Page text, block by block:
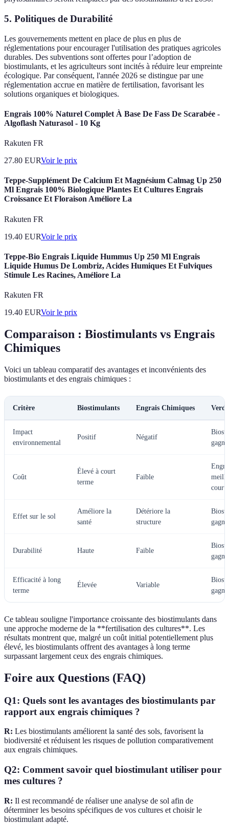
5. Politiques de Durabilité
Les gouvernements mettent en place de plus en plus de
réglementations pour encourager l'utilisation des pratiques agricoles
durables. Des subventions sont offertes pour l’adoption de
biostimulants, et les agriculteurs sont incités à réduire leur empreinte
écologique. Par conséquent, l'année 2026 se distingue par une
réglementation accrue en matière de fertilisation, favorisant les
solutions organiques et biologiques.
Engrais 100% Naturel Complet À Base De Fass De Scarabée -
Algoflash Naturasol - 10 Kg
Rakuten FR
27.80 EURVoir le prix
Teppe-Supplément De Calcium Et Magnésium Calmag Up 250
Ml Engrais 100% Biologique Plantes Et Cultures Engrais
Croissance Et Floraison Améliore La
Rakuten FR
19.40 EURVoir le prix
Teppe-Bio Engrais Liquide Hummus Up 250 Ml Engrais
Liquide Humus De Lombriz, Acides Humiques Et Fulviques
Stimule Les Racines, Améliore La
Rakuten FR
19.40 EURVoir le prix
Comparaison : Biostimulants vs Engrais
Chimiques
Voici un tableau comparatif des avantages et inconvénients des
biostimulants et des engrais chimiques :
Critère Biostimulants Engrais Chimiques
Impact
environnemental
Positif Négatif
Coût
Élevé à court
terme
Faible
court
Effet sur le sol
Améliore la
santé
Détériore la
structure
Durabilité Haute Faible
Efficacité à long
terme
Élevée Variable
Ce tableau souligne l'importance croissante des biostimulants dans
une approche moderne de la **fertilisation des cultures**. Les
résultats montrent que, malgré un coût initial potentiellement plus
élevé, les biostimulants offrent des avantages à long terme
surpassant largement ceux des engrais chimiques.
Foire aux Questions (FAQ)
Q1: Quels sont les avantages des biostimulants par
rapport aux engrais chimiques ?
R: Les biostimulants améliorent la santé des sols, favorisent la
biodiversité et réduisent les risques de pollution comparativement
aux engrais chimiques.
Q2: Comment savoir quel biostimulant utiliser pour
mes cultures ?
R: Il est recommandé de réaliser une analyse de sol afin de
déterminer les besoins spécifiques de vos cultures et choisir le
biostimulant adapté.